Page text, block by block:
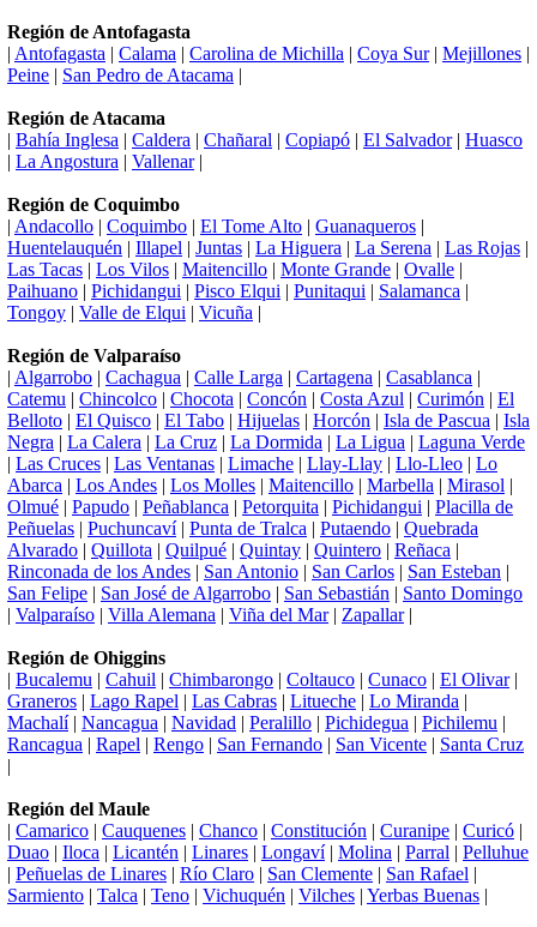
Región de Antofagasta
| Antofagasta | Calama | Carolina de Michilla | Coya Sur| Mejillones |
Peine | San Pedro de Atacama |
Región de Atacama
| Bahía Inglesa | Caldera | Chañaral | Copiapó | El Salvador| Huasco
| La Angostura | Vallenar|
Región de Coquimbo
| Andacollo | Coquimbo | El Tome Alto | Guanaqueros |
Huentelauquén | Illapel | Juntas | La Higuera | La Serena | Las Rojas |
Las Tacas | Los Vilos | Maitencillo | Monte Grande | Ovalle |
Paihuano | Pichidangui | Pisco Elqui | Punitaqui | Salamanca |
Tongoy | Valle de Elqui | Vicuña |
Región de Valparaíso
| Algarrobo | Cachagua | Calle Larga | Cartagena | Casablanca |
Catemu | Chincolco | Chocota | Concón | Costa Azul | Curimón | El
Belloto | El Quisco | El Tabo | Hijuelas | Horcón | Isla de Pascua | Isla
Negra | La Calera | La Cruz | La Dormida | La Ligua | Laguna Verde
| Las Cruces | Las Ventanas | Limache | Llay-Llay | Llo-Lleo | Lo
Abarca | Los Andes | Los Molles | Maitencillo | Marbella | Mirasol |
Olmué | Papudo | Peñablanca | Petorquita | Pichidangui | Placilla de
Peñuelas | Puchuncaví| Punta de Tralca | Putaendo | Quebrada
Alvarado | Quillota | Quilpué | Quintay | Quintero | Reñaca |
Rinconada de los Andes | San Antonio | San Carlos | San Esteban |
San Felipe | San José de Algarrobo | San Sebastián | Santo Domingo
| Valparaíso | Villa Alemana | Viña del Mar| Zapallar|
Región de Ohiggins
| Bucalemu | Cahuil | Chimbarongo | Coltauco | Cunaco | El Olivar|
Graneros | Lago Rapel | Las Cabras | Litueche | Lo Miranda |
Machalí| Nancagua | Navidad | Peralillo | Pichidegua | Pichilemu |
Rancagua | Rapel | Rengo | San Fernando | San Vicente | Santa Cruz
|
Región del Maule
| Camarico | Cauquenes | Chanco | Constitución | Curanipe | Curicó |
Duao | Iloca | Licantén | Linares | Longaví| Molina | Parral | Pelluhue
| Peñuelas de Linares | Río Claro | San Clemente | San Rafael |
Sarmiento | Talca | Teno | Vichuquén | Vilches | Yerbas Buenas |